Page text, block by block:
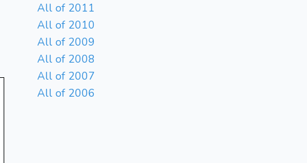
All of 2011
All of 2010
All of 2009
All of 2008
All of 2007
All of 2006